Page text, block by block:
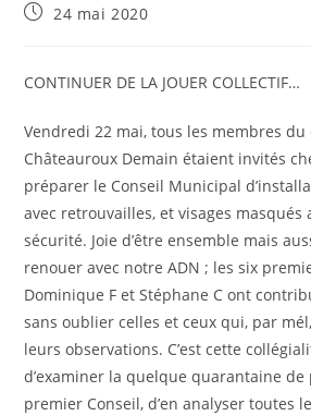
24 mai 2020
CONTINUER DE LA JOUER COLLECTIF…
Vendredi 22 mai, tous les membres
Châteauroux Demain étaient invités
préparer le Conseil Municipal
avec retrouvailles, et visages masqués
sécurité. Joie d’être ensemble mais
renouer avec notre ADN ; les six
Dominique F et Stéphane C ont
sans oublier celles et ceux qui, par
leurs observations. C’est cette
d’examiner la quelque quarantaine de
premier Conseil, d’en analyser toutes